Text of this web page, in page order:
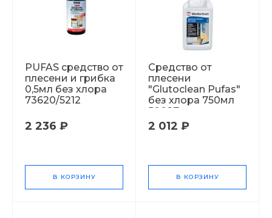
PUFAS cредство от
плесени и грибка
0,5мл без хлора
73620/5212
2 236 ₽
В КОРЗИНУ
Средство от
плесени
"Glutoclean Pufas"
без хлора 750мл
50027
2 012 ₽
В КОРЗИНУ